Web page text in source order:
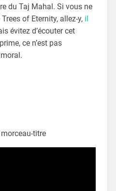
du Taj Mahal. Si vous ne
of Eternity, allez-y, il
évitez d’écouter cet
ce n’est pas
titre